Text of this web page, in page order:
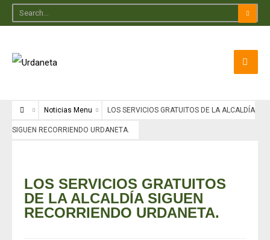
Noticias Menu LOS SERVICIOS GRATUITOS DE LA ALCALDÍA
SIGUEN RECORRIENDO URDANETA.
LOS SERVICIOS GRATUITOS
DE LA ALCALDÍA SIGUEN
RECORRIENDO URDANETA.